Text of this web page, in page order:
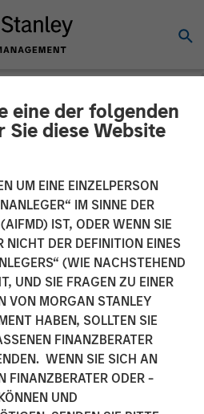
eine der folgenden
Sie diese Website
UM EINE EINZELPERSON
IM SINNE DER
IST, ODER WENN SIE
NICHT DER DEFINITION EINES
(WIE NACHSTEHEND
UND SIE FRAGEN ZU EINER
VON MORGAN STANLEY
HABEN, SOLLTEN SIE
FINANZBERATER
WENN SIE SICH AN
FINANZBERATER ODER -
UND
Morgan
Markets